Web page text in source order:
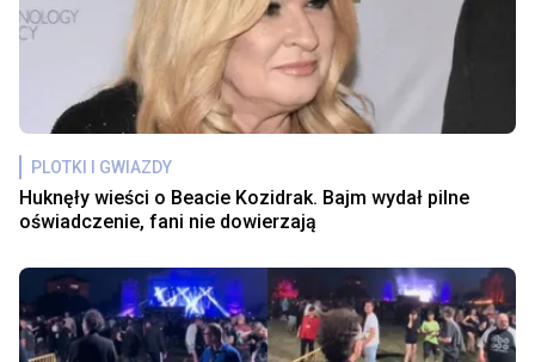
PLOTKI I GWIAZDY
Huknęły wieści o Beacie Kozidrak. Bajm wydał pilne
oświadczenie, fani nie dowierzają